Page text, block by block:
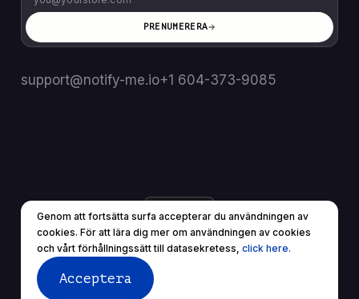
Genom att fortsätta surfa accepterar du användningen av
cookies. För att lära dig mer om användningen av cookies
och vårt förhållningssätt till datasekretess, click here.
Acceptera
PRENUMERERA
support@notify-me.io+1 604-373-9085
© 2025 Alla rättigheter reserverade.
AnvändarvillkorSekretesspolicy